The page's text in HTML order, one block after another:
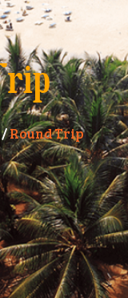
/Round Trip